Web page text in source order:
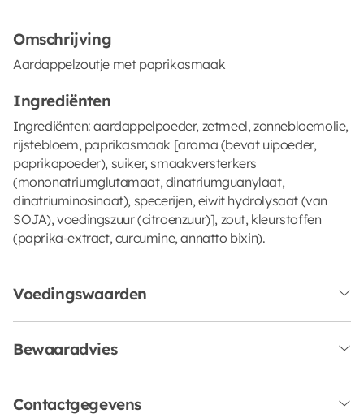
Omschrijving
Aardappelzoutje met paprikasmaak
Ingrediënten
Ingrediënten: aardappelpoeder, zetmeel, zonnebloemolie,
rijstebloem, paprikasmaak [aroma (bevat uipoeder,
paprikapoeder), suiker, smaakversterkers
(mononatriumglutamaat, dinatriumguanylaat,
dinatriuminosinaat), specerijen, eiwit hydrolysaat (van
SOJA), voedingszuur (citroenzuur)], zout, kleurstoffen
(paprika-extract, curcumine, annatto bixin).
Voedingswaarden
Bewaaradvies
Contactgegevens